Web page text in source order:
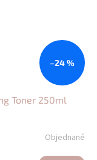
–24 %
Toner 250ml
Objednané